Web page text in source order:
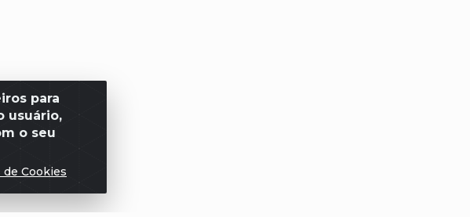
para
usuário,
o seu
Cookies